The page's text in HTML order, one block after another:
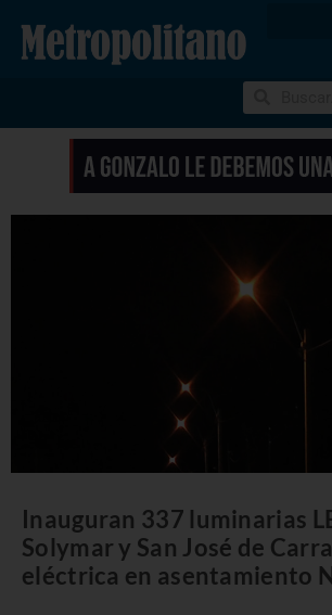
Inauguran 337 luminarias
Solymar y San José de
eléctrica en asentamiento